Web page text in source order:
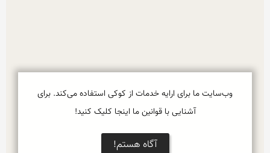
وب‌سایت ما برای ارایه خدمات از کوکی استفاده می‌کند. برای
آشنایی با قوانین ما اینجا کلیک کنید!
آگاه هستم!